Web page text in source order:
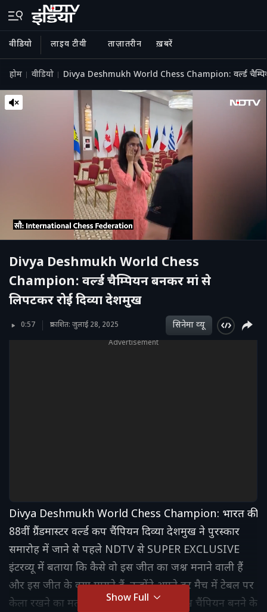
वीडियो लाइव टीवी ताज़ातरीन ख़बरें
होम वीडियो Divya Deshmukh World Chess Champion: वर्ल्ड
Divya Deshmukh World Chess
Champion: वर्ल्ड चैम्पियन बनकर मां से
लिपटकर रोईं दिव्या देशमुख
0:57 प्रकाशित: जुलाई 28, 2025 सिनेमा व्‍यू
Advertisement
Divya Deshmukh World Chess Champion: भारत की
88वीं ग्रैंडमास्टर वर्ल्ड कप चैंपियन दिव्या देशमुख ने पुरस्कार
समारोह में जाने से पहले NDTV से SUPER EXCLUSIVE
इंटरव्यू में बताया कि कैसे वो इस जीत का जश्न मनाने वाली हैं
और इस जीत के क्या मायने हैं. उन्होंने अपने हर मैच में टेबल पर
केला रखने का मतलब भी बताया. दिव्या ने विश्व चैंपियन बनने के
Show Full